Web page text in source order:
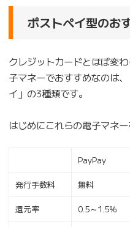
ポストペイ型のお
クレジットカードとほぼ変
子マネーでおすすめなのは
イ」の3種類です。
はじめにこれらの電子マネ
PayPay
発行手数料 無料
還元率 0.5～1.5％